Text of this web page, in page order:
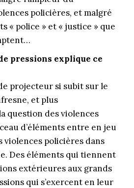
policières, et malgré
« police » et « justice » que
pressions explique ce
projecteur si subit sur le
et plus
question des violences
d’éléments entre en jeu
violences policières dans
Des éléments qui tiennent
extérieures aux grands
qui s’exercent en leur